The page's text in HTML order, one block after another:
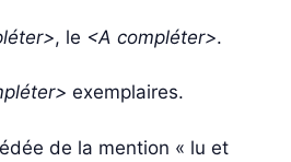
, le <A compléter>.
exemplaires.
de la mention « lu et